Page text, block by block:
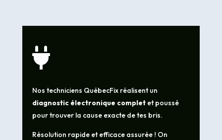

Nos techniciens QuébecFix réalisent un
diagnostic électronique completet poussé
pour trouver la cause exacte de tes bris.
Résolution rapide et efficace assurée ! On